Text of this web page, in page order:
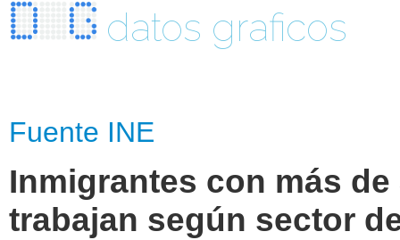
datos graficos
Fuente INE
Inmigrantes con más
trabajan según sector